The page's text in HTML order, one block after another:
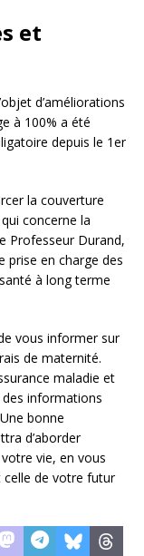
et
d’améliorations
à 100% a été
depuis le 1er
la couverture
concerne la
Professeur Durand,
prise en charge des
à long terme
vous informer sur
de maternité.
maladie et
informations
bonne
d’aborder
vie, en vous
celle de votre futur